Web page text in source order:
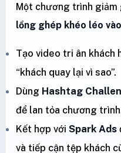
Một chương trình giảm
lồng ghép khéo léo
Tạo video tri ân khách
“khách quay lại vì sao”.
Dùng Hashtag
để lan tỏa chương
Kết hợp với Spark Ads
và tiếp cận tệp khách